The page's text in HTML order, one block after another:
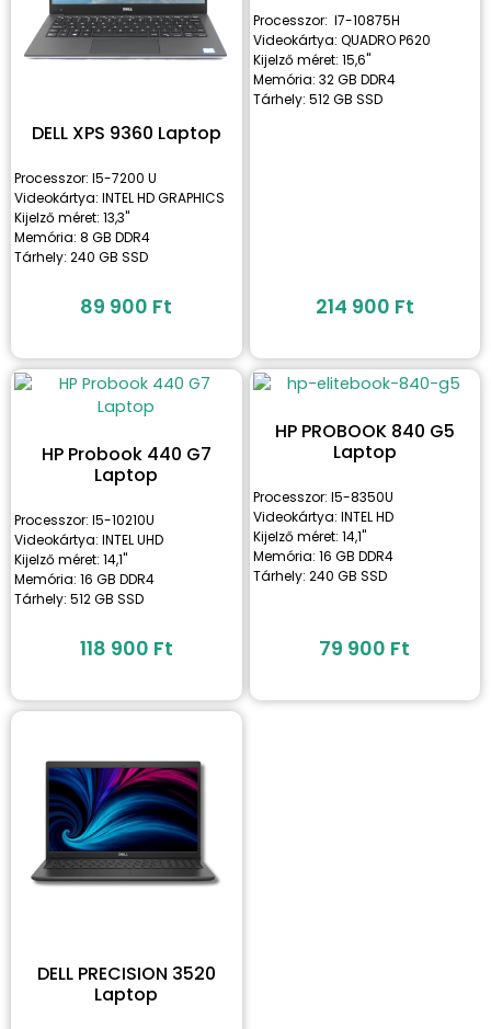
DELL XPS 9360 Laptop
Processzor: I5-7200 U
Videokártya: INTEL HD GRAPHICS
Kijelző méret: 13,3"
Memória: 8 GB DDR4
Tárhely: 240 GB SSD
89 900 Ft
Processzor: I7-10875H
Videokártya: QUADRO P620
Kijelző méret: 15,6"
Memória: 32 GB DDR4
Tárhely: 512 GB SSD
214 900 Ft
HP Probook 440 G7
Laptop
Processzor: I5-10210U
Videokártya: INTEL UHD
Kijelző méret: 14,1"
Memória: 16 GB DDR4
Tárhely: 512 GB SSD
118 900 Ft
HP PROBOOK 840 G5
Laptop
Processzor: I5-8350U
Videokártya: INTEL HD
Kijelző méret: 14,1"
Memória: 16 GB DDR4
Tárhely: 240 GB SSD
79 900 Ft
DELL PRECISION 3520
Laptop